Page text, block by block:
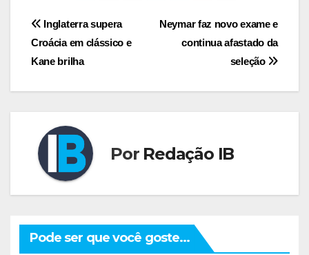
Navegação
de
Post
Neymar faz novo exame e
continua afastado da
seleção
Inglaterra supera
Croácia em clássico e
Kane brilha
Por Redação IB
Pode ser que você goste...